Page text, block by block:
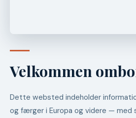
Velkommen
Dette websted indeholder
og færger i Europa og videre —